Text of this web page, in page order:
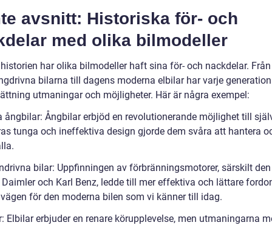
avsnitt: Historiska för- och
med olika bilmodeller
har olika bilmodeller haft sina för- och nackdelar.
bilarna till dagens moderna elbilar har varje
utmaningar och möjligheter. Här är några exempel:
ångbilar: Ångbilar erbjöd en revolutionerande möjlighet till
tunga och ineffektiva design gjorde dem svåra att hantera
bilar: Uppfinningen av förbränningsmotorer, särskilt
och Karl Benz, ledde till mer effektiva och lättare
för den moderna bilen som vi känner till idag.
Elbilar erbjuder en renare körupplevelse, men utmaningarna